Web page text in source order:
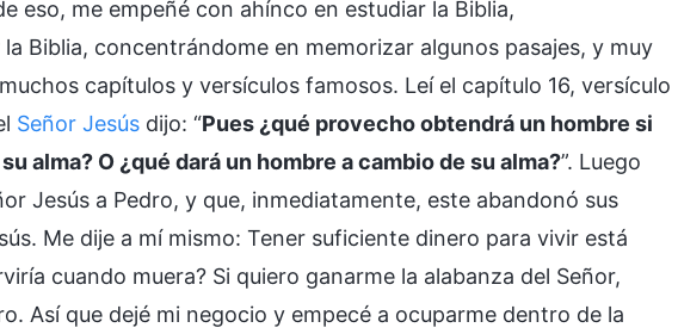
eso, me empeñé con ahínco en estudiar la Biblia,
Biblia, concentrándome en memorizar algunos pasajes, y muy
capítulos y versículos famosos. Leí el capítulo 16, versículo
Señor Jesús dijo: “Pues ¿qué provecho obtendrá un hombre si
alma? O ¿qué dará un hombre a cambio de su alma?”. Luego
Jesús a Pedro, y que, inmediatamente, este abandonó sus
Me dije a mí mismo: Tener suficiente dinero para vivir está
cuando muera? Si quiero ganarme la alabanza del Señor,
Así que dejé mi negocio y empecé a ocuparme dentro de la